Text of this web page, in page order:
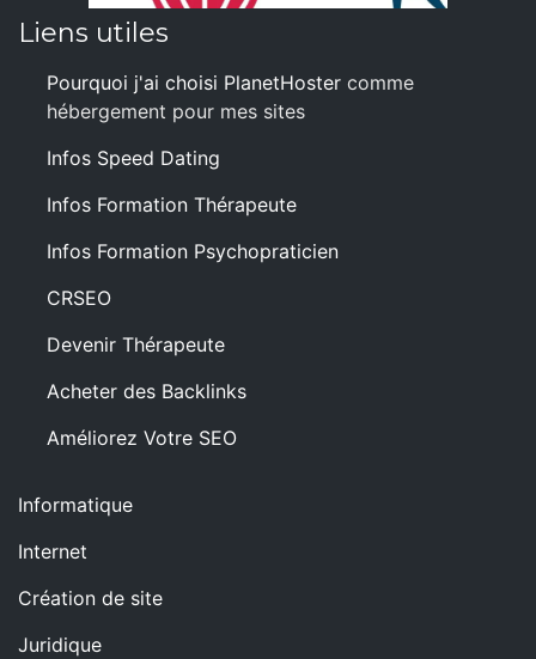
Liens utiles
Pourquoi j'ai choisi PlanetHoster comme
hébergement pour mes sites
Infos Speed Dating
Infos Formation Thérapeute
Infos Formation Psychopraticien
CRSEO
Devenir Thérapeute
Acheter des Backlinks
Améliorez Votre SEO
Informatique
Internet
Création de site
Juridique